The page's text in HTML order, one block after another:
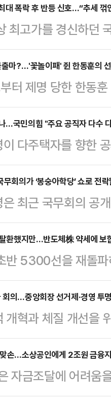
대 폭락 후 반등 신호…“추세 꺾
최고가를 경신하던
등 조짐을 보이고
악재와 맞물리며 단
다”는 분석이 우세
금값(1g)은 전 거
전인 지난달 29일
수준이지만, 낙폭
마?…'꽃놀이패' 쥔 한동훈의
터 제명 당한 한동
소속으로 출마할
제명이란 중징계를
경우 정치적 체급이
구·부산 등 한 전 대
일각에선 한 전 대
한다는 목소리를
선…
…국민의힘 "주요 공직자 다수
다주택자를 향한
수가 다주택자인 상
국민의힘 원내수석
적으로 규정하고 중
등과 전·월세 불안
과 압박에 의존하는
습하고 있다"고 말
기는 무슨…
회의가 ‘봉숭아학당’ 쇼로 전
최근 국무회의 공
에는 대통령의 모두
답, 토론 과정까지
민감한 사안은 여전
보여주겠다는 의
과 책임성을 강화하
서 보면, 이 실험은
…
환했지만…반도체株 약세에 보
반 5300선을 재돌
의 ‘사자’에 제한
수는 오전 10시 7
5296.09를 가리키
로 개장했
이다.투자 주체별로
수하고 있는 반면
의…중앙회장 선거제·경영 투
개혁과 체질 개선을
열고 개혁안 논의에
받지 않고 가능한
하고, 선거제도 개
건을 중심으로 열띤
손…소상공인에게 2조원 금융
자금조달에 어려움
해 전국 17개 지역